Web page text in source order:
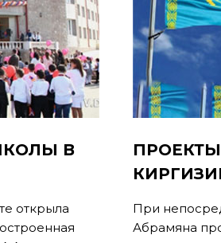
В
открыла
При
Абрамяна